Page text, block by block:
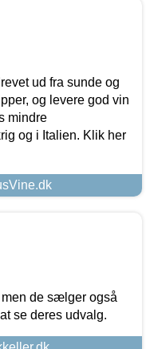
ud fra sunde og
og levere god vin
mindre
og i Italien. Klik her
men de sælger også
se deres udvalg.